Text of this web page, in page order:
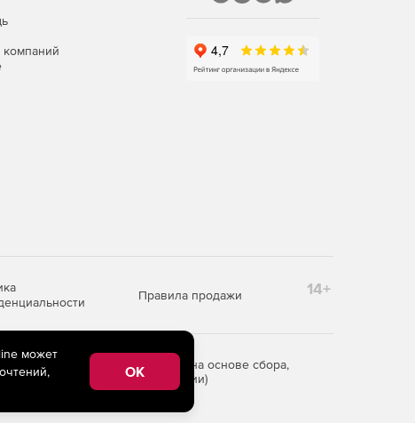
компаний
Правила продажи 14+
предоставления информации на основе сбора,
Российской Федерации)
может
OK